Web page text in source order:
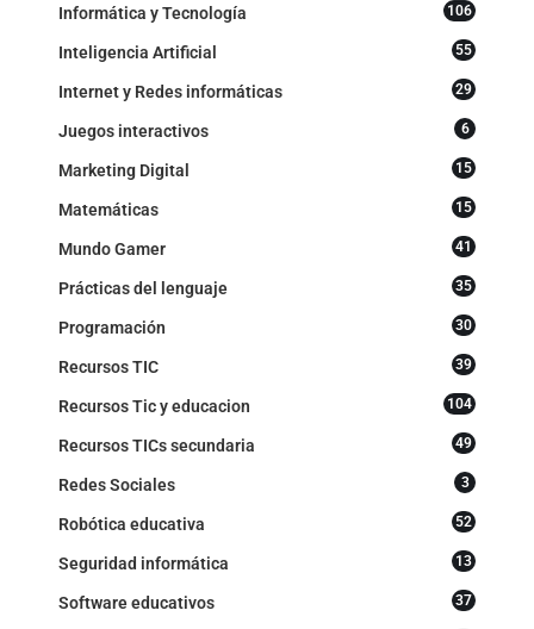
Informática y Tecnología 106
Inteligencia Artificial 55
Internet y Redes informáticas 29
Juegos interactivos 6
Marketing Digital 15
Matemáticas 15
Mundo Gamer 41
Prácticas del lenguaje 35
Programación 30
Recursos TIC 39
Recursos Tic y educacion 104
Recursos TICs secundaria 49
Redes Sociales 3
Robótica educativa 52
Seguridad informática 13
Software educativos 37